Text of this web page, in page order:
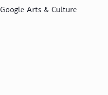
Google Arts & Culture